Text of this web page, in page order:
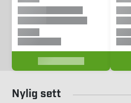
Nylig sett